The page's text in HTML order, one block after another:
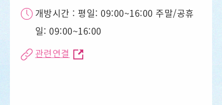
개방시간 : 평일: 09:00~16:00 주말/공휴
일: 09:00~16:00
관련연결